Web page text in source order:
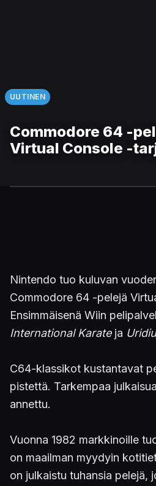
UUTINEN
Commodore 64 -
Virtual Console -
Nintendo tuo kuluvan
Commodore 64 -pelejä
Ensimmäisenä Wiin
International Karateja
C64-klassikot kustantavat
pistettä. Tarkempaa
annettu.
Vuonna 1982 markkinoille
on maailman myydyin
on julkaistu tuhansia pelejä,